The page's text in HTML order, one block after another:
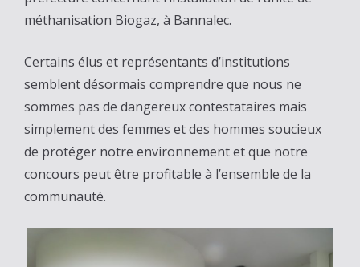
méthanisation Biogaz, à Bannalec.
Certains élus et représentants d’institutions
semblent désormais comprendre que nous ne
sommes pas de dangereux contestataires mais
simplement des femmes et des hommes soucieux
de protéger notre environnement et que notre
concours peut être profitable à l’ensemble de la
communauté.